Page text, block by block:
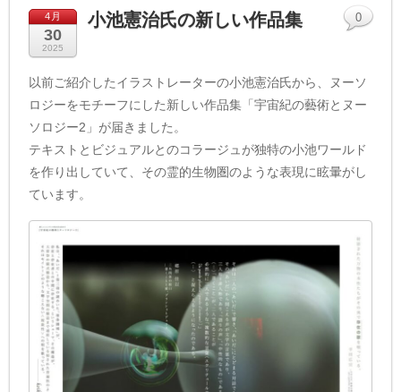
4月
30
2025
小池憲治氏の新しい作品集
以前ご紹介したイラストレーターの小池憲治氏から、ヌーソ
ロジーをモチーフにした新しい作品集「宇宙紀の藝術とヌー
ソロジー2」が届きました。
テキストとビジュアルとのコラージュが独特の小池ワールド
を作り出していて、その霊的生物圏のような表現に眩暈がし
ています。
0